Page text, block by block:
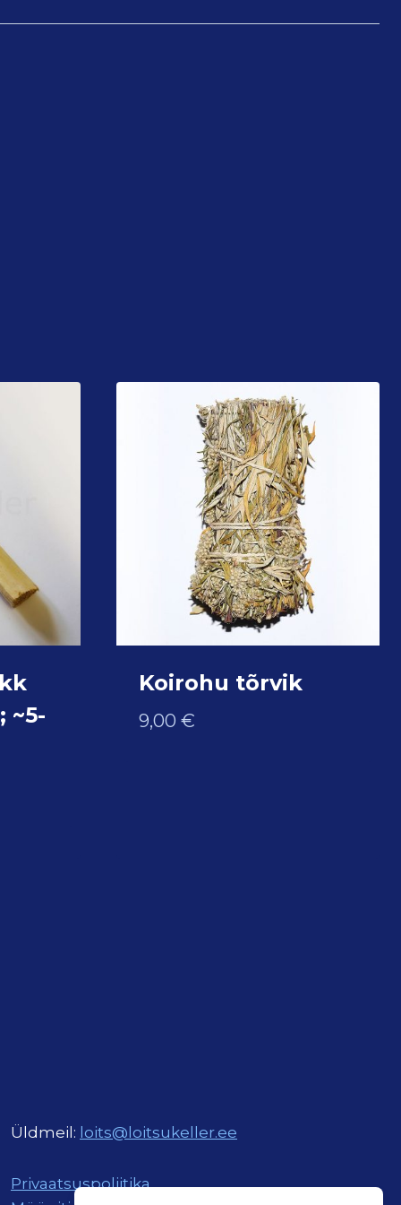
~5-
Koirohu tõrvik
9,00 €
Üldmeil: loits@loitsukeller.ee
Privaatsuspoliitika